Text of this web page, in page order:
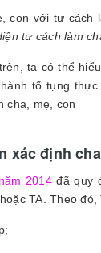
con với tư cách
tư cách làm
ta có thể
tố tụng
cha, mẹ, con
xác định
2014đã quy
TA. Theo